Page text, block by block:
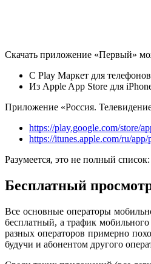
Скачать приложение «Первый»
С Play Маркет для
Из Apple App Store для
Приложение «Россия.
https://play.google.com/store/
https://itunes.apple.com/ru/
Разумеется, это не полный
Бесплатный
Все основные операторы
бесплатный, а трафик
разных операторов примерно
будучи и абонентом другого